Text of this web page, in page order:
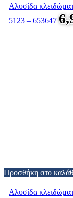
Αλυσίδα
5123 – 653647
Προσθήκη στο
Αλυσίδα